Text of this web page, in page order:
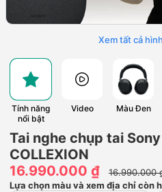
Xem tất cả
Tính năng
nổi bật
Video Màu Đen
Tai nghe chụp tai
COLLEXION
16.990.000 ₫
16.990.000
Lựa chọn màu và xem địa chỉ còn